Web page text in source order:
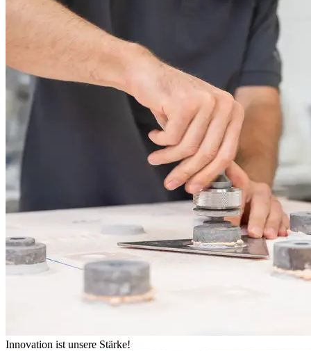
Innovation ist unsere Stärke!